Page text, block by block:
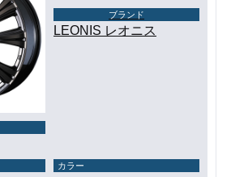
ブランド
LEONIS レオニス
カラー